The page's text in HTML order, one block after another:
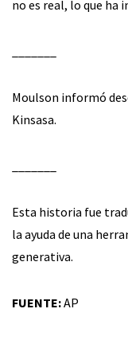
no es real, lo que ha
Moulson informó
Kinsasa.
Esta historia fue
la ayuda de una
generativa.
FUENTE:AP